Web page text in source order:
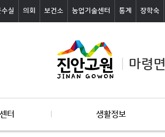
실 의회 보건소 농업기술센터 통계 장학숙
마령면
터 생활정보